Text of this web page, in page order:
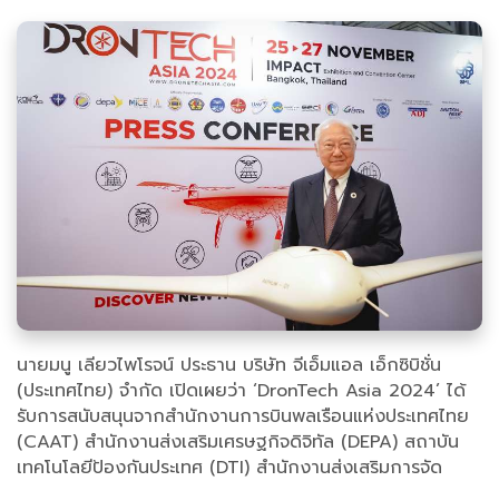
นายมนู เลียวไพโรจน์ ประธาน บริษัท จีเอ็มแอล เอ็กซิบิชั่น
(ประเทศไทย) จำกัด เปิดเผยว่า ‘DronTech Asia 2024’ ได้
รับการสนับสนุนจากสำนักงานการบินพลเรือนแห่งประเทศไทย
(CAAT) สำนักงานส่งเสริมเศรษฐกิจดิจิทัล (DEPA) สถาบัน
เทคโนโลยีป้องกันประเทศ (DTI) สำนักงานส่งเสริมการจัด